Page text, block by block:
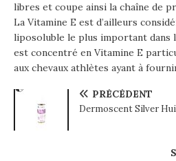
libres et coupe ainsi la chaîne de
La Vitamine E est d’ailleurs
liposoluble le plus important dans
est concentré en Vitamine E
aux chevaux athlètes ayant à
PRÉCÉDENT
Dermoscent Silver